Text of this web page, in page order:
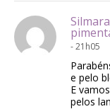
- 21h05
e pelo
E
pelos